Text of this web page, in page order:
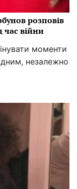
розповів
час війни
моменти
незалежно